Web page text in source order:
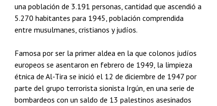
una población de 3.191 personas, cantidad que ascendió a
5.270 habitantes para 1945, población comprendida
entre musulmanes, cristianos y judíos.
Famosa por ser la primer aldea en la que colonos judíos
europeos se asentaron en febrero de 1949, la limpieza
étnica de Al-Tira se inició el 12 de diciembre de 1947 por
parte del grupo terrorista sionista Irgún, en una serie de
bombardeos con un saldo de 13 palestinos asesinados